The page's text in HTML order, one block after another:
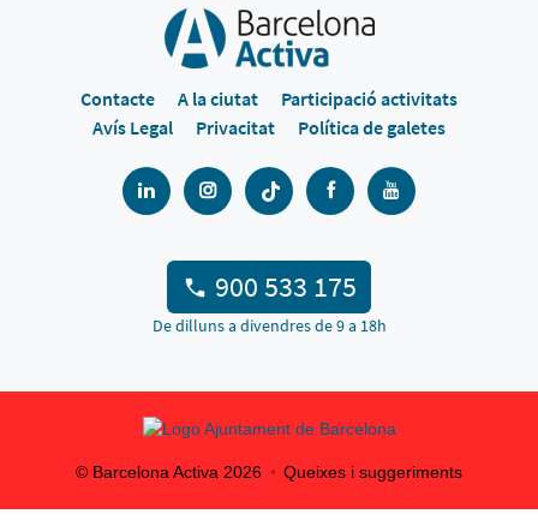
Contacte A la ciutat
Participació activitats
Avís Legal
Privacitat Política de galetes
900 533 175
De dilluns a divendres de 9 a 18h
© Barcelona Activa 2026 Queixes i suggeriments